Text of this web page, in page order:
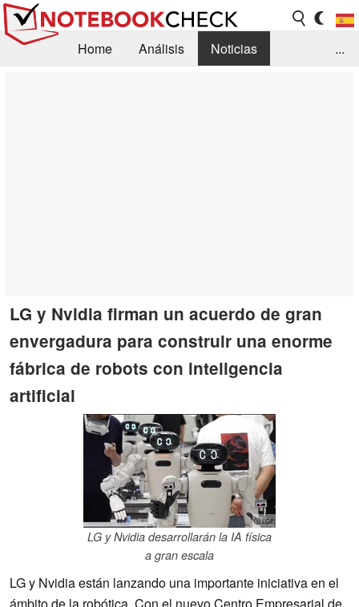
Home Análisis
Noticias
...
LG y Nvidia firman un acuerdo de gran
envergadura para construir una enorme
fábrica de robots con inteligencia
artificial
ⓘ LGE
LG y Nvidia desarrollarán la IA física
a gran escala
LG y Nvidia están lanzando una importante iniciativa en el